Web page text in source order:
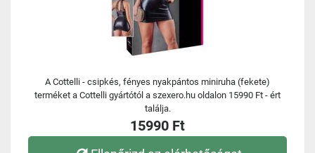
A Cottelli - csipkés, fényes nyakpántos miniruha (fekete)
terméket a Cottelli gyártótól a szexero.hu oldalon 15990 Ft - ért
találja.
15990 Ft